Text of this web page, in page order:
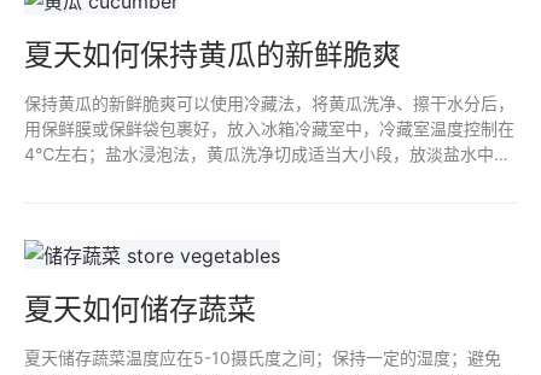
夏天如何保持黄瓜的新鲜脆爽
保持黄瓜的新鲜脆爽可以使用冷藏法，将黄瓜洗净、擦干水分后，
用保鲜膜或保鲜袋包裹好，放入冰箱冷藏室中，冷藏室温度控制在
4℃左右；盐水浸泡法，黄瓜洗净切成适当大小段，放淡盐水中浸
夏天如何储存蔬菜
夏天储存蔬菜温度应在5-10摄氏度之间；保持一定的湿度；避免